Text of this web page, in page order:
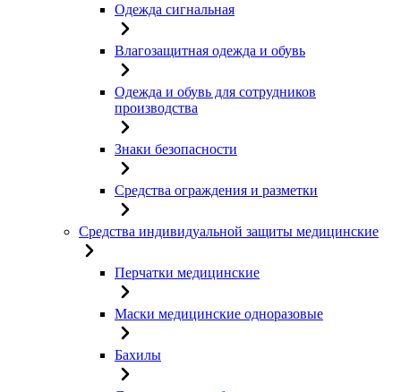
Одежда сигнальная
Влагозащитная одежда и обувь
Одежда и обувь для сотрудников
производства
Знаки безопасности
Средства ограждения и разметки
Средства индивидуальной защиты медицинские
Перчатки медицинские
Маски медицинские одноразовые
Бахилы